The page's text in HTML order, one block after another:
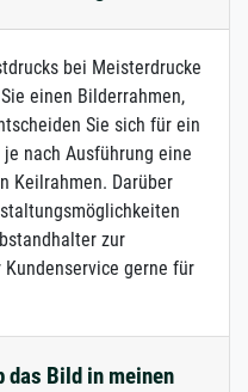
bei Meisterdrucke
einen Bilderrahmen,
Sie sich für ein
nach Ausführung eine
Keilrahmen. Darüber
zur
gerne für
das Bild in meinen